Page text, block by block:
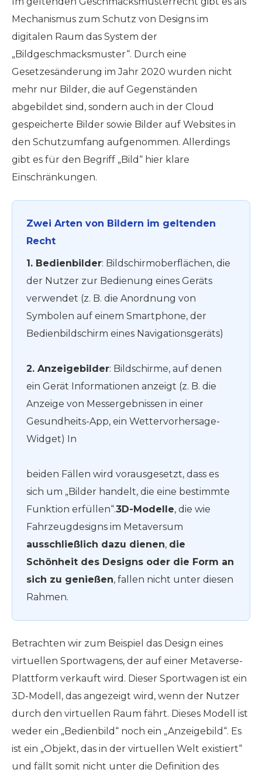
Mechanismus zum Schutz von Designs im
digitalen Raum das System der
„Bildgeschmacksmuster“. Durch eine
Gesetzesänderung im Jahr 2020 wurden nicht
mehr nur Bilder, die auf Gegenständen
abgebildet sind, sondern auch in der Cloud
gespeicherte Bilder sowie Bilder auf Websites in
den Schutzumfang aufgenommen. Allerdings
gibt es für den Begriff „Bild“ hier klare
Einschränkungen.
Zwei Arten von Bildern im geltenden
Recht
1. Bedienbilder: Bildschirmoberflächen, die
der Nutzer zur Bedienung eines Geräts
verwendet (z. B. die Anordnung von
Symbolen auf einem Smartphone, der
Bedienbildschirm eines Navigationsgeräts)
2. Anzeigebilder: Bildschirme, auf denen
ein Gerät Informationen anzeigt (z. B. die
Anzeige von Messergebnissen in einer
Gesundheits-App, ein Wettervorhersage-
Widget) In
beiden Fällen wird vorausgesetzt, dass es
sich um „Bilder handelt, die eine bestimmte
Funktion erfüllen“.3D-Modelle, die wie
Fahrzeugdesigns im Metaversum
ausschließlich dazu dienen, die
Schönheit des Designs oder die Form an
sich zu genießen, fallen nicht unter diesen
Rahmen.
Betrachten wir zum Beispiel das Design eines
virtuellen Sportwagens, der auf einer Metaverse-
Plattform verkauft wird. Dieser Sportwagen ist ein
3D-Modell, das angezeigt wird, wenn der Nutzer
durch den virtuellen Raum fährt. Dieses Modell ist
weder ein „Bedienbild“ noch ein „Anzeigebild“. Es
ist ein „Objekt, das in der virtuellen Welt existiert“
und fällt somit nicht unter die Definition des